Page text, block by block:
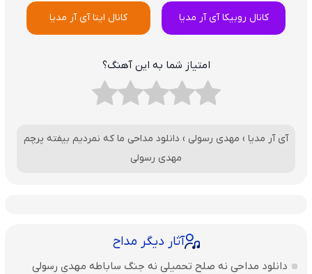
کانال روبیکا آی آر مدیا کانال ایتا آی آر مدیا
امتیاز شما به این آهنگ؟
آی آر مدیا › مهدی رسولی › دانلود مداحی ما که نمردیم بیفته پرچم
مهدی رسولی
آثار دیگر مداح
دانلود مداحی نه صلح تحمیلی نه جنگ ساباطه مهدی رسولی